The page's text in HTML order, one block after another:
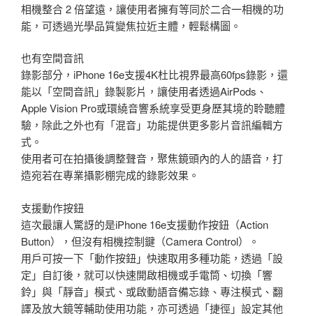
相機整合 2 倍望遠，讓使用者擁有等同於二合一相機的功
能，可透過光學品質變焦拉近主體，輕鬆構圖。
也有空間音訊
錄影部分，iPhone 16e支援4K杜比視界最高60fps錄影，還
能以「空間音訊」錄製影片，讓使用者透過AirPods、
Apple Vision Pro或環繞音響系統享受更身歷其境的聆聽體
驗，除此之外也有「混音」功能提供更多影片音訊編輯方
式。
使用者可在拍攝後調整聲音，聚焦鏡頭內的人的語音，打
造宛若在專業攝影棚完成的錄影效果。
支援動作按鈕
這次最讓人驚訝的是iPhone 16e支援動作按鈕（Action
Button），但沒有相機控制鍵（Camera Control）。
用戶可按一下「動作按鈕」快速取用多種功能，透過「設
定」自訂後，就可以快速開啟相機或手電筒、切換「響
鈴」與「靜音」模式、或啟動語音備忘錄、專注模式、翻
譯及放大鏡等輔助使用功能，亦可透過「捷徑」設定其他